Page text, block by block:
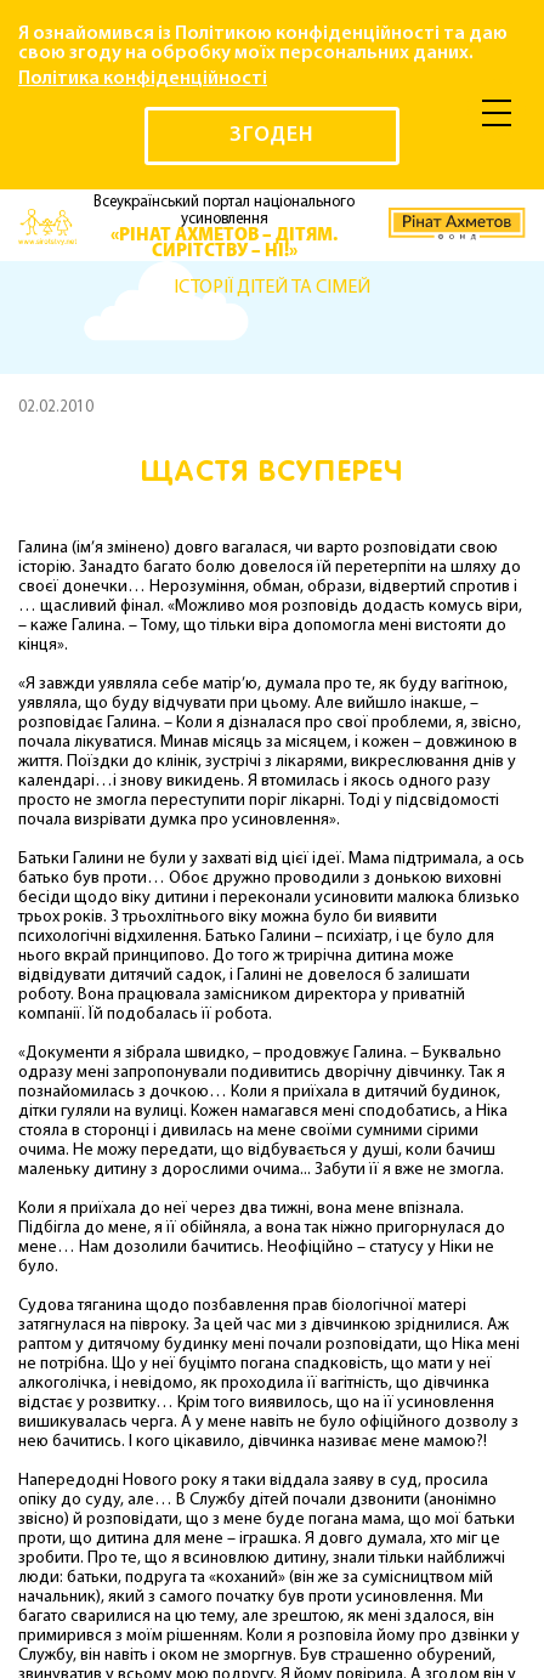
Я ознайомився із Політикою конфіденційності та даю
свою згоду на обробку моїх персональних даних.
Політика конфіденційності
ЗГОДЕН
Всеукраїнський портал національного
усиновлення
«РІНАТ АХМЕТОВ – ДІТЯМ.
СИРІТСТВУ – НІ!»
ІСТОРІЇ ДІТЕЙ ТА СІМЕЙ
02.02.2010
ЩАСТЯ ВСУПЕРЕЧ
Галина (ім’я змінено) довго вагалася, чи варто розповідати свою
історію. Занадто багато болю довелося їй перетерпіти на шляху до
своєї донечки… Нерозуміння, обман, образи, відвертий спротив і
… щасливий фінал. «Можливо моя розповідь додасть комусь віри,
– каже Галина. – Тому, що тільки віра допомогла мені вистояти до
кінця».
«Я завжди уявляла себе матір’ю, думала про те, як буду вагітною,
уявляла, що буду відчувати при цьому. Але вийшло інакше, –
розповідає Галина. – Коли я дізналася про свої проблеми, я, звісно,
почала лікуватися. Минав місяць за місяцем, і кожен – довжиною в
життя. Поїздки до клінік, зустрічі з лікарями, викреслювання днів у
календарі…і знову викидень. Я втомилась і якось одного разу
просто не змогла переступити поріг лікарні. Тоді у підсвідомості
почала визрівати думка про усиновлення».
Батьки Галини не були у захваті від цієї ідеї. Мама підтримала, а ось
батько був проти… Обоє дружно проводили з донькою виховні
бесіди щодо віку дитини і переконали усиновити малюка близько
трьох років. З трьохлітнього віку можна було би виявити
психологічні відхилення. Батько Галини – психіатр, і це було для
нього вкрай принципово. До того ж трирічна дитина може
відвідувати дитячий садок, і Галині не довелося б залишати
роботу. Вона працювала замісником директора у приватній
компанії. Їй подобалась її робота.
«Документи я зібрала швидко, – продовжує Галина. – Буквально
одразу мені запропонували подивитись дворічну дівчинку. Так я
познайомилась з дочкою… Коли я приїхала в дитячий будинок,
дітки гуляли на вулиці. Кожен намагався мені сподобатись, а Ніка
стояла в сторонці і дивилась на мене своїми сумними сірими
очима. Не можу передати, що відбувається у душі, коли бачиш
маленьку дитину з дорослими очима... Забути її я вже не змогла.
Коли я приїхала до неї через два тижні, вона мене впізнала.
Підбігла до мене, я її обійняла, а вона так ніжно пригорнулася до
мене… Нам дозолили бачитись. Неофіційно – статусу у Ніки не
було.
Судова тяганина щодо позбавлення прав біологічної матері
затягнулася на півроку. За цей час ми з дівчинкою зріднилися. Аж
раптом у дитячому будинку мені почали розповідати, що Ніка мені
не потрібна. Що у неї буцімто погана спадковість, що мати у неї
алкоголічка, і невідомо, як проходила її вагітність, що дівчинка
відстає у розвитку… Крім того виявилось, що на її усиновлення
вишикувалась черга. А у мене навіть не було офіційного дозволу з
нею бачитись. І кого цікавило, дівчинка називає мене мамою?!
Напередодні Нового року я таки віддала заяву в суд, просила
опіку до суду, але… В Службу дітей почали дзвонити (анонімно
звісно) й розповідати, що з мене буде погана мама, що мої батьки
проти, що дитина для мене – іграшка. Я довго думала, хто міг це
зробити. Про те, що я всиновлюю дитину, знали тільки найближчі
люди: батьки, подруга та «коханий» (він же за сумісництвом мій
начальник), який з самого початку був проти усиновлення. Ми
багато сварилися на цю тему, але зрештою, як мені здалося, він
примирився з моїм рішенням. Коли я розповіла йому про дзвінки у
Службу, він навіть і оком не зморгнув. Був страшенно обурений,